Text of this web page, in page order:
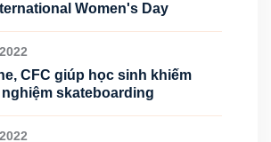
Women's Day
CFC giúp học sinh khiếm
skateboarding